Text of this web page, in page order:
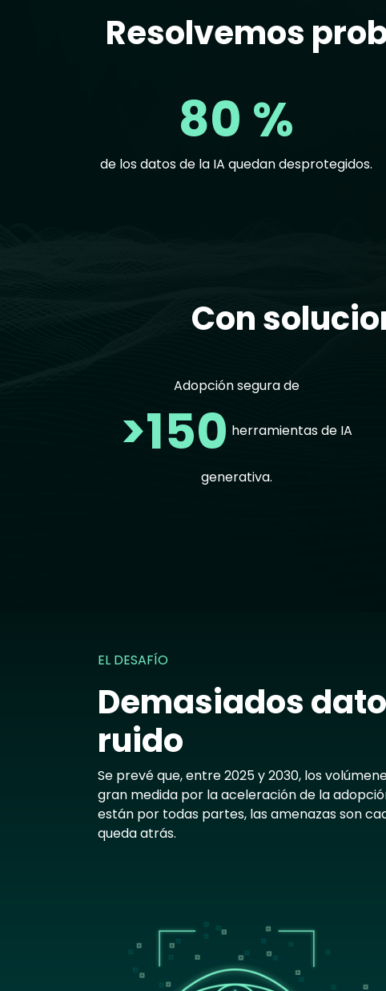
Text
Resolvemos
80 %
de los datos de la IA quedan desprotegidos.
Con
Adopción segura de
>150 herramientas de IA
generativa.
EL DESAFÍO
Demasiados
ruido
Se prevé que, entre 2025 y 2030, los
gran medida por la aceleración de la
están por todas partes, las amenazas son
queda atrás.